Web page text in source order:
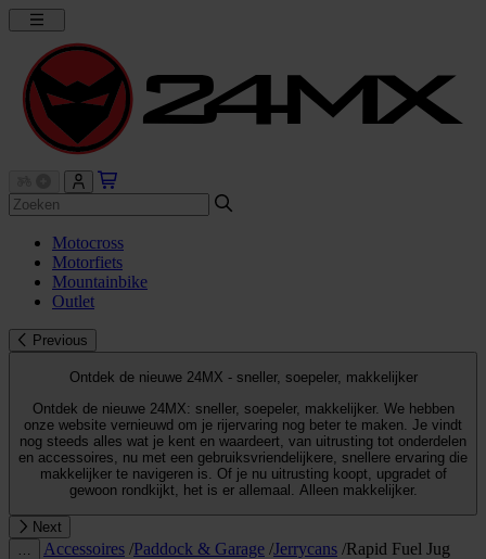
Motocross
Motorfiets
Mountainbike
Outlet
Previous
Ontdek de nieuwe 24MX - sneller, soepeler, makkelijker
Ontdek de nieuwe 24MX: sneller, soepeler, makkelijker. We hebben
onze website vernieuwd om je rijervaring nog beter te maken. Je vindt
nog steeds alles wat je kent en waardeert, van uitrusting tot onderdelen
en accessoires, nu met een gebruiksvriendelijkere, snellere ervaring die
makkelijker te navigeren is. Of je nu uitrusting koopt, upgradet of
gewoon rondkijkt, het is er allemaal. Alleen makkelijker.
Next
Accessoires /Paddock & Garage /Jerrycans /Rapid Fuel Jug